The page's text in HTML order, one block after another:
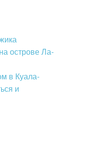
острове Ла-
в Куала-
и